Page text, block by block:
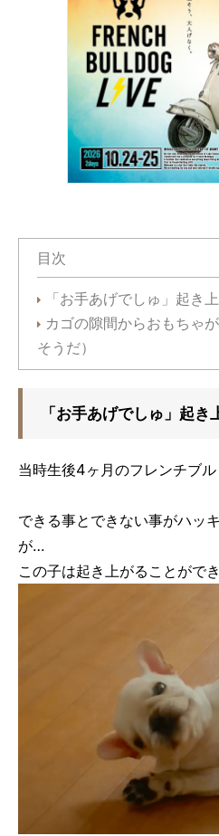
目次
「お手あげでしゅ」起き
カゴの隙間からおもちゃ
そうだ）
「お手あげでしゅ」起
当時生後4ヶ月のフレンチブル
できる事とできない事がハッ
が…
この子は起き上がることがで